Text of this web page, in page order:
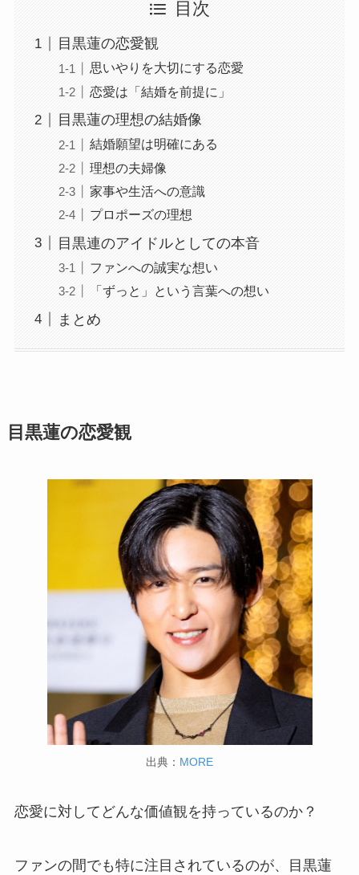
目次
目黒蓮の恋愛観
思いやりを大切にする恋愛
恋愛は「結婚を前提に」
目黒蓮の理想の結婚像
結婚願望は明確にある
理想の夫婦像
家事や生活への意識
プロポーズの理想
目黒連のアイドルとしての本音
ファンへの誠実な想い
「ずっと」という言葉への想い
まとめ
目黒蓮の恋愛観
出典： MORE
恋愛に対してどんな価値観を持っているのか？
ファンの間でも特に注目されているのが、目黒蓮